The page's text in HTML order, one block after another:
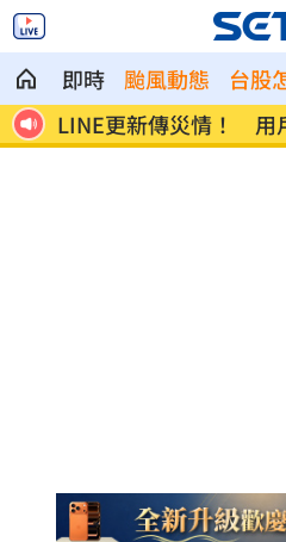
即時 颱風動態 台股
美國出手封殺中國機器
進